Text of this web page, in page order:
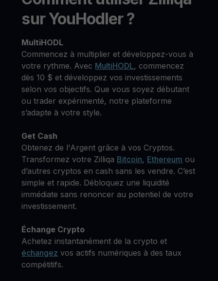
sur YouHodler ?
MultiHODL
Commencez à multiplier et développez-vous à
votre rythme. Avec MultiHODL, commencez
dès 10 $ et développez vos investissements
selon vos objectifs. Que vous soyez débutant
ou trader expérimenté, notre plateforme
s’adapte à votre style.
Get Cash
Obtenez de l'Argent grâce à vos Cryptos.
Transformez votre Zilliqa Bitcoin, Ethereum ou
d’autres cryptos en cash sans les vendre. C’est
simple et rapide. Débloquez une liquidité
immédiate sans renoncer au potentiel de votre
investissement.
Échange Crypto
Achetez instantanément de la crypto et
échangez vos actifs numériques à des taux
compétitifs.